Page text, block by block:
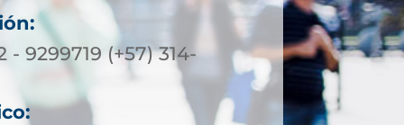
- 9299719 (+57) 314-